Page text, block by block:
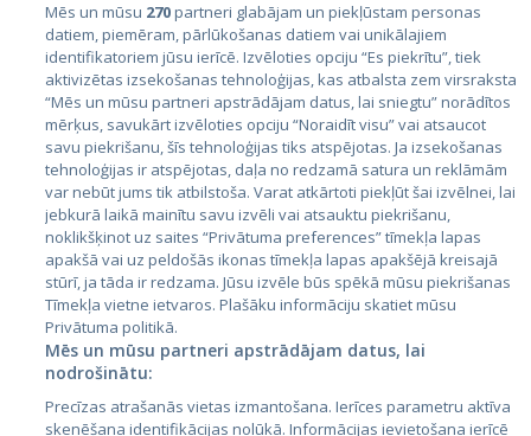
Valstis
Igaunija
Latvija
Lietuva
City24.lv
City24.ee
Kainos.lt
Mēs un mūsu 270partneri glabājam un piekļūstam personas
datiem, piemēram, pārlūkošanas datiem vai unikālajiem
identifikatoriem jūsu ierīcē. Izvēloties opciju “Es piekrītu”, tiek
aktivizētas izsekošanas tehnoloģijas, kas atbalsta zem virsraksta
“Mēs un mūsu partneri apstrādājam datus, lai sniegtu” norādītos
mērķus, savukārt izvēloties opciju “Noraidīt visu” vai atsaucot
savu piekrišanu, šīs tehnoloģijas tiks atspējotas. Ja izsekošanas
tehnoloģijas ir atspējotas, daļa no redzamā satura un reklāmām
var nebūt jums tik atbilstoša. Varat atkārtoti piekļūt šai izvēlnei, lai
jebkurā laikā mainītu savu izvēli vai atsauktu piekrišanu,
noklikšķinot uz saites “Privātuma preferences” tīmekļa lapas
apakšā vai uz peldošās ikonas tīmekļa lapas apakšējā kreisajā
stūrī, ja tāda ir redzama. Jūsu izvēle būs spēkā mūsu piekrišanas
Tīmekļa vietne ietvaros. Plašāku informāciju skatiet mūsu
Privātuma politikā.
Mēs un mūsu partneri apstrādājam datus, lai
nodrošinātu:
Precīzas atrašanās vietas izmantošana. Ierīces parametru aktīva
skenēšana identifikācijas nolūkā. Informācijas ievietošana ierīcē